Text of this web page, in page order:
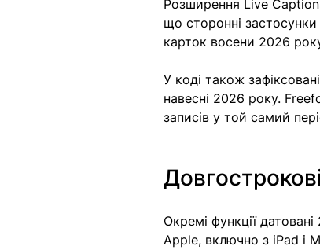
Розширення Live
що сторонні
карток восени 2026
У коді також
навесні 2026 року.
записів у той самий
Окремі функції
Apple, включно з iPad і